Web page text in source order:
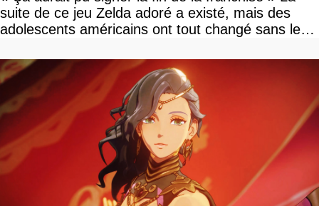
suite de ce jeu Zelda adoré a existé, mais des
adolescents américains ont tout changé sans le